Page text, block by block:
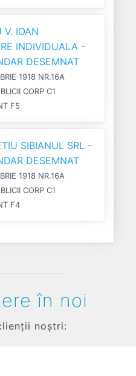
V. IOAN
INDIVIDUALA -
DESEMNAT
1918 NR.16A
CORP C1
F5
SIBIANUL SRL -
DESEMNAT
1918 NR.16A
CORP C1
F4
în noi
noștri: